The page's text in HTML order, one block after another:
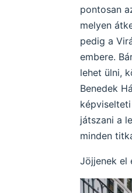
pontosan
melyen
pedig a
embere.
lehet ülni,
Benedek
játszani a
minden
Jöjjenek el